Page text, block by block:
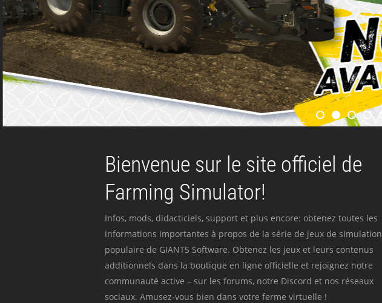
Bienvenue sur le site officiel de
Farming Simulator!
Infos, mods, didacticiels, support et plus encore: obtenez toutes les
informations importantes à propos de la série de jeux de simulation
populaire de GIANTS Software. Obtenez les jeux et leurs contenus
additionnels dans la boutique en ligne officielle et rejoignez notre
communauté active – sur les forums, notre Discord et nos réseaux
sociaux. Amusez-vous bien dans votre ferme virtuelle !